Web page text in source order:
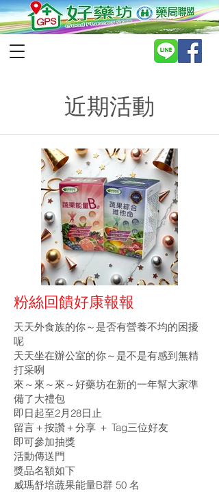
近期活動
粉絲回饋好康報報
天天外食族的你～是否有營養不均的困擾
呢
天天坐在辦公室的你～是不是有感到無精
打采咧
來～來～來～好藥坊在新的一年幫大家準
備了大禮包
即日起至2月28日止
留言＋按讚＋分享 ＋ Tag三位好友
即可參加抽獎
活動傳送門
獎品名額如下
威瑪舒培蔬果能量B群 50 名